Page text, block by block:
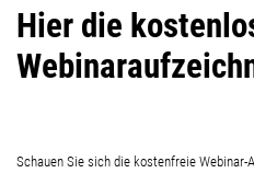
Hier die
Schauen Sie sich die kostenfreie Webinar-